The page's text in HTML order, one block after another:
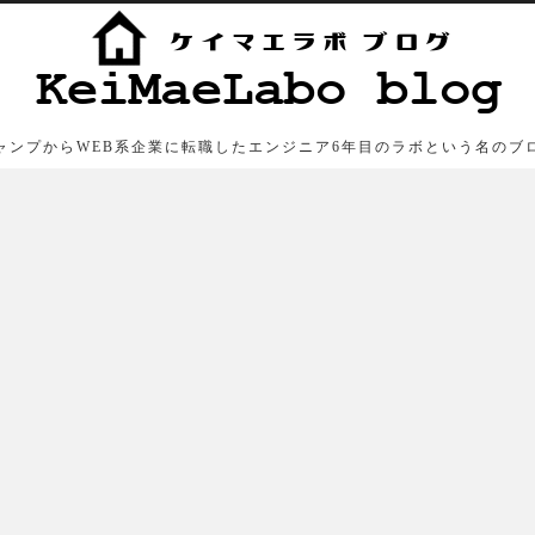
ンプからWEB系企業に転職したエンジニア6年目のラボという名のブ